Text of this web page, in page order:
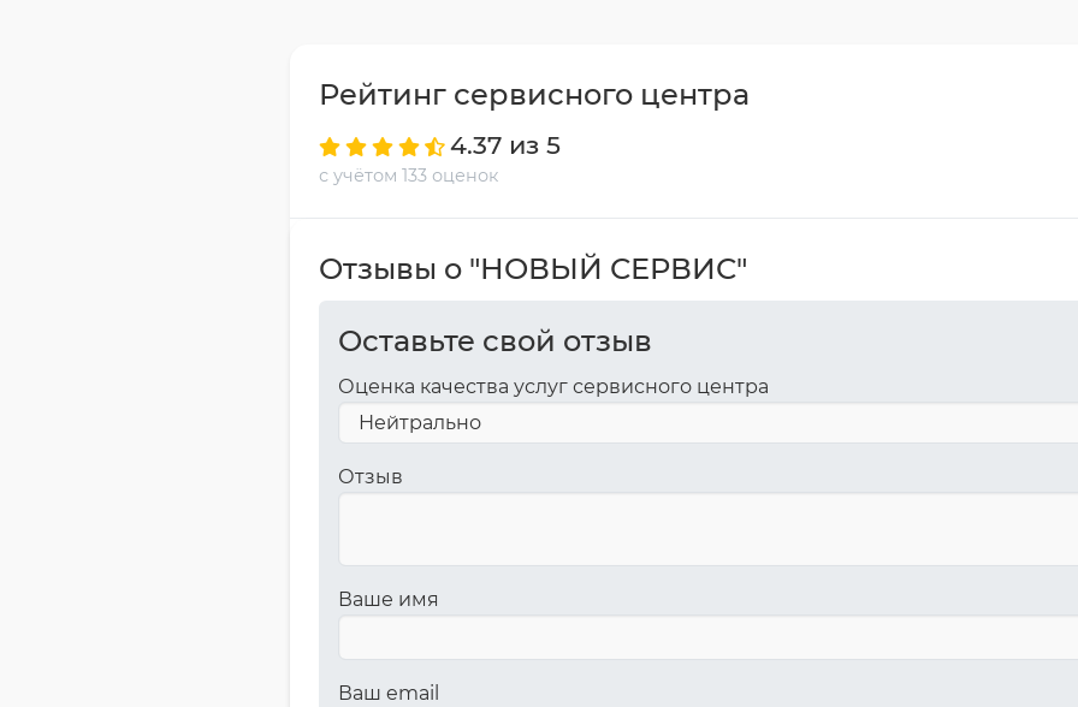
Рейтинг сервисного центра
4.37 из 5
с учётом 133 оценок
Отзывы о "НОВЫЙ СЕРВИС"
Оставьте свой отзыв
Оценка качества услуг сервисного центра
Отзыв
Ваше имя
Ваш email